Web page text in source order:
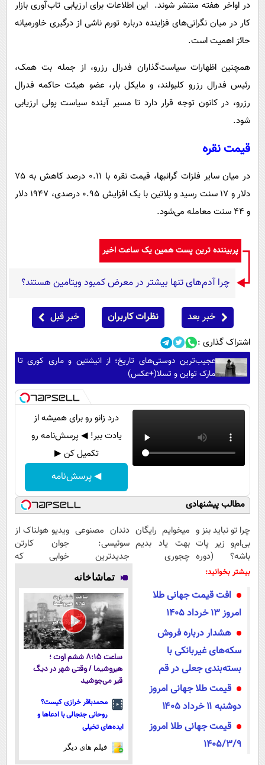
در اواخر هفته منتشر شوند. این اطلاعات برای ارزیابی تاب‌آوری بازار
کار در میان نگرانی‌های فزاینده درباره تورم ناشی از درگیری خاورمیانه
حائز اهمیت است.
همچنین اظهارات سیاست‌گذاران فدرال رزرو، از جمله بت همک،
رئیس فدرال رزرو کلیولند، و مایکل بار، عضو هیئت حاکمه فدرال
رزرو، در کانون توجه قرار دارد تا مسیر آینده سیاست پولی ارزیابی
شود.
قیمت نقره
در میان سایر فلزات گرانبها، قیمت نقره با 0.11 درصد کاهش به 75
دلار و 17 سنت رسید و پلاتین با یک افزایش 0.95 درصدی، 1947 دلار
و 44 سنت معامله می‌شود.
پربیننده ترین پست همین یک ساعت اخیر
چرا آدم‌های تنها بیشتر در معرض کمبود ویتامین هستند؟
خبر بعد نظرات کاربران خبر قبل
اشتراک گذاری :
عجیب‌ترین دوستی‌های تاریخ؛ از انیشتین و ماری کوری تا
مارک تواین و تسلا(+عکس)
درد زانو رو برای همیشه از
یادت ببر! ◀ پرسش‌نامه رو
تکمیل کن ▶
◀ پرسش‌نامه
مطالب پیشنهادی
چرا تو نباید بنز و
بی‌ام‌و زیر پات
باشه؟ (دوره
رایگان درآمد
میخوایم رایگان
بهت یاد بدیم
چجوری
مجانیه
دندان مصنوعی
سوئیسی:
جدیدترین
فناوری اروپا،
سبک و مقاوم |
پرداخت قسطی
ویدیو هولناک از
جوان کارتن
خوابی که
بیشتر بخوانید:
افت قیمت جهانی طلا
امروز 13 خرداد 1405
هشدار درباره فروش
سکه‌های غیربانکی با
بسته‌بندی جعلی در قم
قیمت طلا جهانی امروز
دوشنبه ۱۱ خرداد ۱۴۰۵
قیمت جهانی طلا امروز
1405/3/9
تماشاخانه
ساعت ۸:۱۵ ششم اوت ؛
هیروشیما / وقتی شهر در دیگ
قیر می‌جوشید
محمدباقر خرازی کیست؟
روحانی جنجالی با ادعاها و
ایده‌های تخیلی
فیلم های دیگر